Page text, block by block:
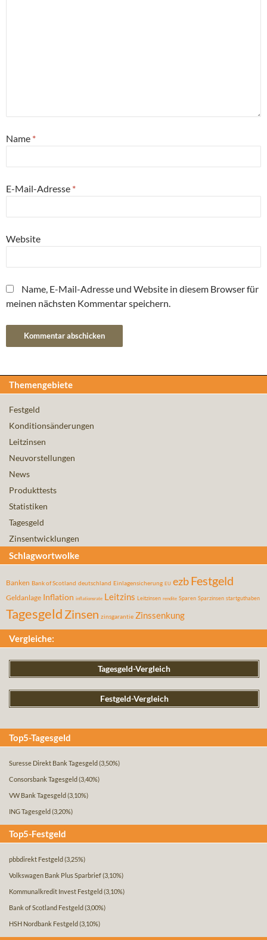
Name *
E-Mail-Adresse *
Website
Name, E-Mail-Adresse und Website in diesem Browser für
meinen nächsten Kommentar speichern.
Themengebiete
Festgeld
Konditionsänderungen
Leitzinsen
Neuvorstellungen
News
Produkttests
Statistiken
Tagesgeld
Zinsentwicklungen
Schlagwortwolke
Banken Bank of Scotland deutschland Einlagensicherung EU ezbFestgeld
Geldanlage Inflation inflationsrate Leitzins Leitzinsen rendite Sparen Sparzinsen startguthaben
Tagesgeld Zinsen zinsgarantie Zinssenkung
Vergleiche:
Tagesgeld-Vergleich
Festgeld-Vergleich
Top5-Tagesgeld
Suresse Direkt Bank Tagesgeld (3,50%)
Consorsbank Tagesgeld (3,40%)
VW Bank Tagesgeld (3,10%)
ING Tagesgeld (3,20%)
Top5-Festgeld
pbbdirekt Festgeld (3,25%)
Volkswagen Bank Plus Sparbrief(3,10%)
Kommunalkredit Invest Festgeld (3,10%)
Bank of Scotland Festgeld (3,00%)
HSH Nordbank Festgeld (3,10%)